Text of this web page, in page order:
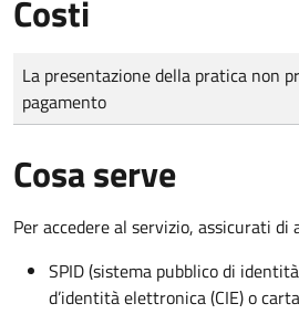
Costi
Tipo di pagamento
Importo
La presentazione della pratica non
pagamento
Cosa serve
Per accedere al servizio, assicurati di
SPID (sistema pubblico di
d’identità elettronica (CIE) o